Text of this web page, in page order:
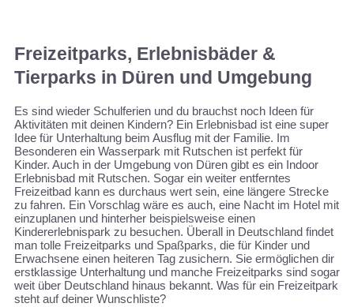
Freizeitparks, Erlebnisbäder &
Tierparks in Düren und Umgebung
Es sind wieder Schulferien und du brauchst noch Ideen für
Aktivitäten mit deinen Kindern? Ein Erlebnisbad ist eine super
Idee für Unterhaltung beim Ausflug mit der Familie. Im
Besonderen ein Wasserpark mit Rutschen ist perfekt für
Kinder. Auch in der Umgebung von Düren gibt es ein Indoor
Erlebnisbad mit Rutschen. Sogar ein weiter entferntes
Freizeitbad kann es durchaus wert sein, eine längere Strecke
zu fahren. Ein Vorschlag wäre es auch, eine Nacht im Hotel mit
einzuplanen und hinterher beispielsweise einen
Kindererlebnispark zu besuchen. Überall in Deutschland findet
man tolle Freizeitparks und Spaßparks, die für Kinder und
Erwachsene einen heiteren Tag zusichern. Sie ermöglichen dir
erstklassige Unterhaltung und manche Freizeitparks sind sogar
weit über Deutschland hinaus bekannt. Was für ein Freizeitpark
steht auf deiner Wunschliste?